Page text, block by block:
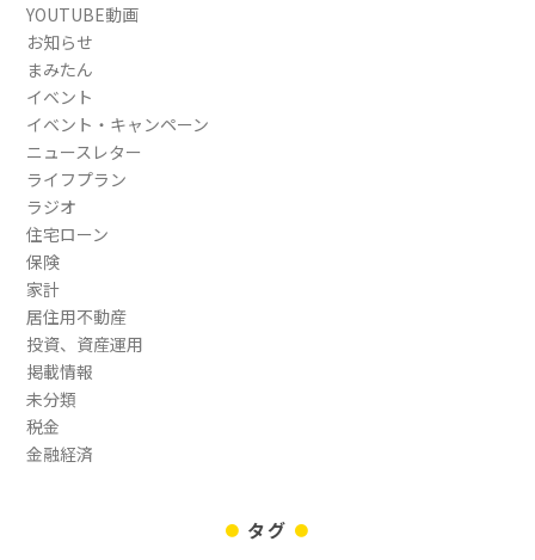
YOUTUBE動画
お知らせ
まみたん
イベント
イベント・キャンペーン
ニュースレター
ライフプラン
ラジオ
住宅ローン
保険
家計
居住用不動産
投資、資産運用
掲載情報
未分類
税金
金融経済
タグ